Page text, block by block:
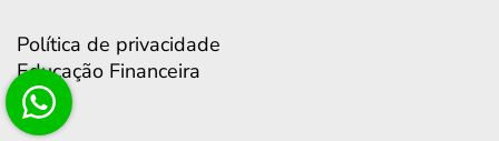
Política de privacidade
Educação Financeira